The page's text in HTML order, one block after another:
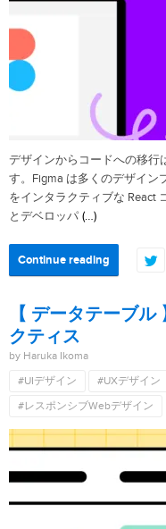
デザインからコードへの移行
す。Figma は多くのデザイン
をインタラクティブな React
とデベロッパ (…)
Continue reading
【 データテーブ
クティス
by Haruka Ikoma
#UIデザイン
#UXデザイン
#レスポンシブWebデザイン